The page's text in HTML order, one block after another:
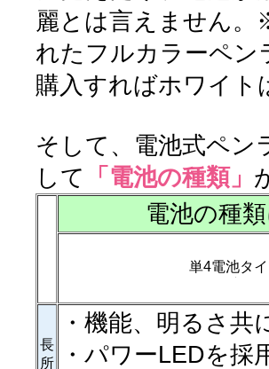
麗とは言えません
れたフルカラーペン
購入すればホワイト
そして、電池式ペン
して
「電池の種類」
電池の種
単4電池タ
長
所
・機能、明るさ共
・パワーLEDを採